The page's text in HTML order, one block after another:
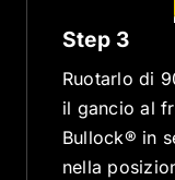
Step 3
Ruotarlo di
il gancio al
Bullock® in
nella